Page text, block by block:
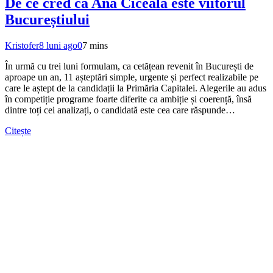
Bucureștiului
Kristofer8 luni ago07 mins
În urmă cu trei luni formulam, ca cetățean revenit în București de
aproape un an, 11 așteptări simple, urgente și perfect realizabile pe
care le aștept de la candidații la Primăria Capitalei. Alegerile au adus
în competiție programe foarte diferite ca ambiție și coerență, însă
dintre toți cei analizați, o candidată este cea care răspunde…
Citește